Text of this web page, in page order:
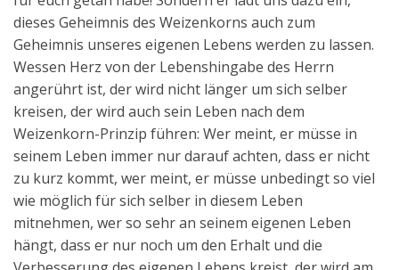
dieses Geheimnis des Weizenkorns auch zum
Geheimnis unseres eigenen Lebens werden zu lassen.
Wessen Herz von der Lebenshingabe des Herrn
angerührt ist, der wird nicht länger um sich selber
kreisen, der wird auch sein Leben nach dem
Weizenkorn-Prinzip führen: Wer meint, er müsse in
seinem Leben immer nur darauf achten, dass er nicht
zu kurz kommt, wer meint, er müsse unbedingt so viel
wie möglich für sich selber in diesem Leben
mitnehmen, wer so sehr an seinem eigenen Leben
hängt, dass er nur noch um den Erhalt und die